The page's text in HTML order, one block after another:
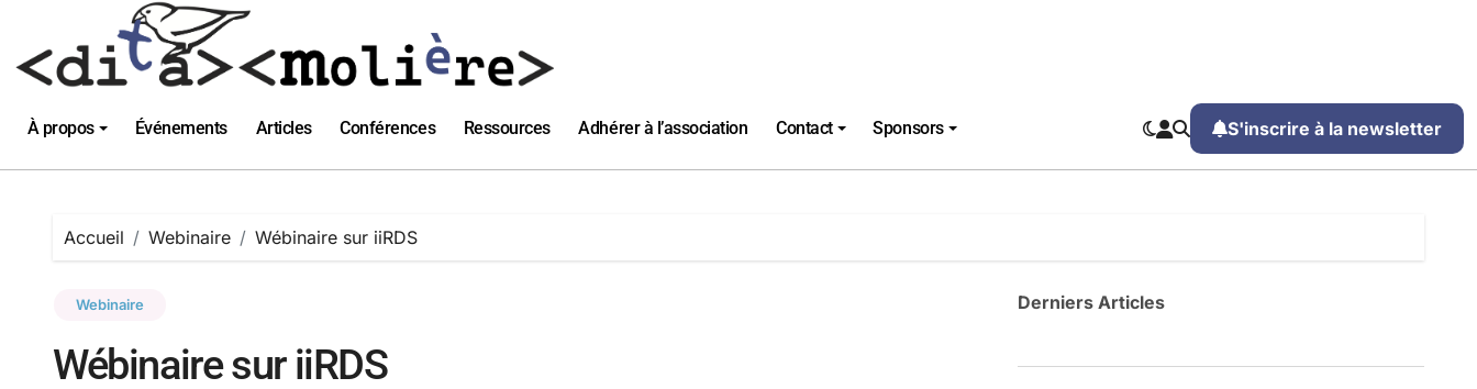
contenu
À propos Événements Articles Conférences Ressources Adhérer à l’association Contact Sponsors S'inscrire à la newsletter
Accueil Webinaire Wébinaire sur iiRDS
Webinaire
Wébinaire sur iiRDS
Derniers Articles